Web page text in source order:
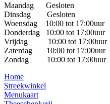
Maandag Gesloten
Dinsdag Gesloten
Woensdag 10:00 tot 17:00uur
Donderdag 10:00 tot 17:00uur
Vrijdag 10:00 tot 17:00uur
Zaterdag 10:00 tot 17:00uur
Zondag 10:00 tot 17:00uur
Home
Streekwinkel
Menukaart